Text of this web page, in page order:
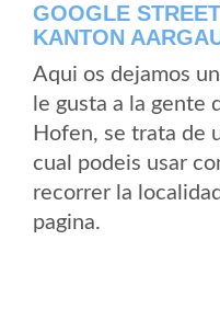
GOOGLE
KANTON
Aqui os dejamos
le gusta a la gente
Hofen, se trata de
cual podeis usar
recorrer la
pagina.